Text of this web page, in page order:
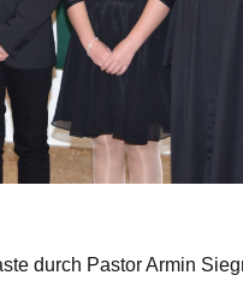
durch Pastor Armin